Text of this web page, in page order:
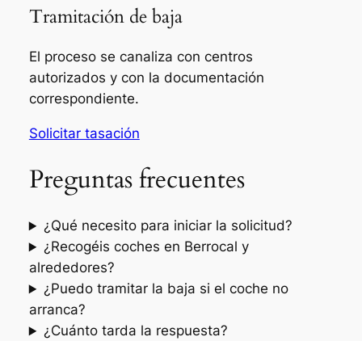
Tramitación de baja
El proceso se canaliza con centros
autorizados y con la documentación
correspondiente.
Solicitar tasación
Preguntas frecuentes
¿Qué necesito para iniciar la solicitud?
¿Recogéis coches en Berrocal y
alrededores?
¿Puedo tramitar la baja si el coche no
arranca?
¿Cuánto tarda la respuesta?